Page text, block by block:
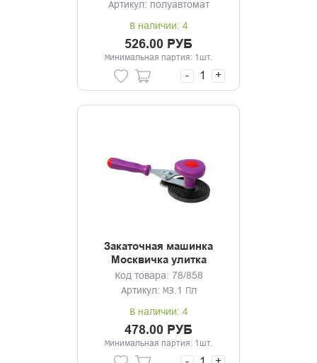
Артикул: полуавтомат
В наличии: 4
526.00 РУБ
Минимальная партия: 1шт.
- +
Закаточная машинка
Москвичка улитка
полуавтомат
Код товара: 78/858
Артикул: МЗ.1 Пл
В наличии: 4
478.00 РУБ
Минимальная партия: 1шт.